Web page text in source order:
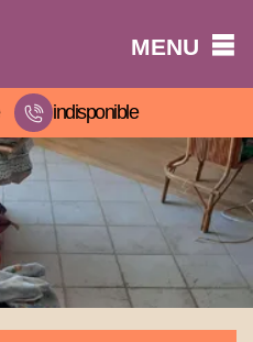
MENU
indisponible